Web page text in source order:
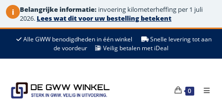
i Belangrijke informatie: invoering kilometerheffing per 1 juli
2026. Lees wat dit voor uw bestelling betekent
de
Alle GWW benodigdheden in één winkel
Snelle levering tot aan
de voordeur
Veilig betalen met iDeal
0